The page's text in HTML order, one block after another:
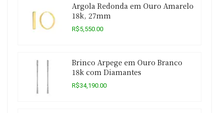
Argola Redonda em Ouro Amarelo
18k, 27mm
R$5,550.00
Brinco Arpege em Ouro Branco
18k com Diamantes
R$34,190.00